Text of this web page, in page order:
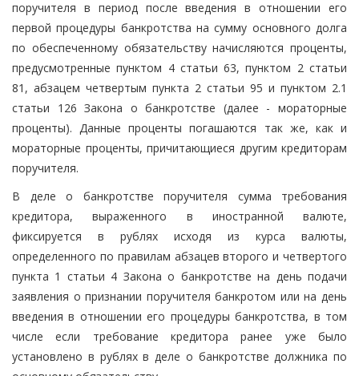
поручителя в период после введения в отношении его
первой процедуры банкротства на сумму основного долга
по обеспеченному обязательству начисляются проценты,
предусмотренные пунктом 4 статьи 63, пунктом 2 статьи
81, абзацем четвертым пункта 2 статьи 95 и пунктом 2.1
статьи 126 Закона о банкротстве (далее - мораторные
проценты). Данные проценты погашаются так же, как и
мораторные проценты, причитающиеся другим кредиторам
поручителя.
В деле о банкротстве поручителя сумма требования
кредитора, выраженного в иностранной валюте,
фиксируется в рублях исходя из курса валюты,
определенного по правилам абзацев второго и четвертого
пункта 1 статьи 4 Закона о банкротстве на день подачи
заявления о признании поручителя банкротом или на день
введения в отношении его процедуры банкротства, в том
числе если требование кредитора ранее уже было
установлено в рублях в деле о банкротстве должника по